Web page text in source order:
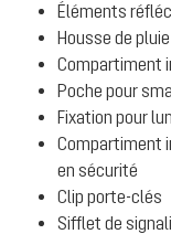
Éléments
Housse de
Compartiment
Poche pour
Fixation pour
Compartiment
en sécurité
Clip porte-clés
Sifflet de